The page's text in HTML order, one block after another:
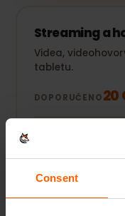
Consent
Streaming a
Videa,
tabletu.
DOPORUČENO20
Všechny hodnoty jsou